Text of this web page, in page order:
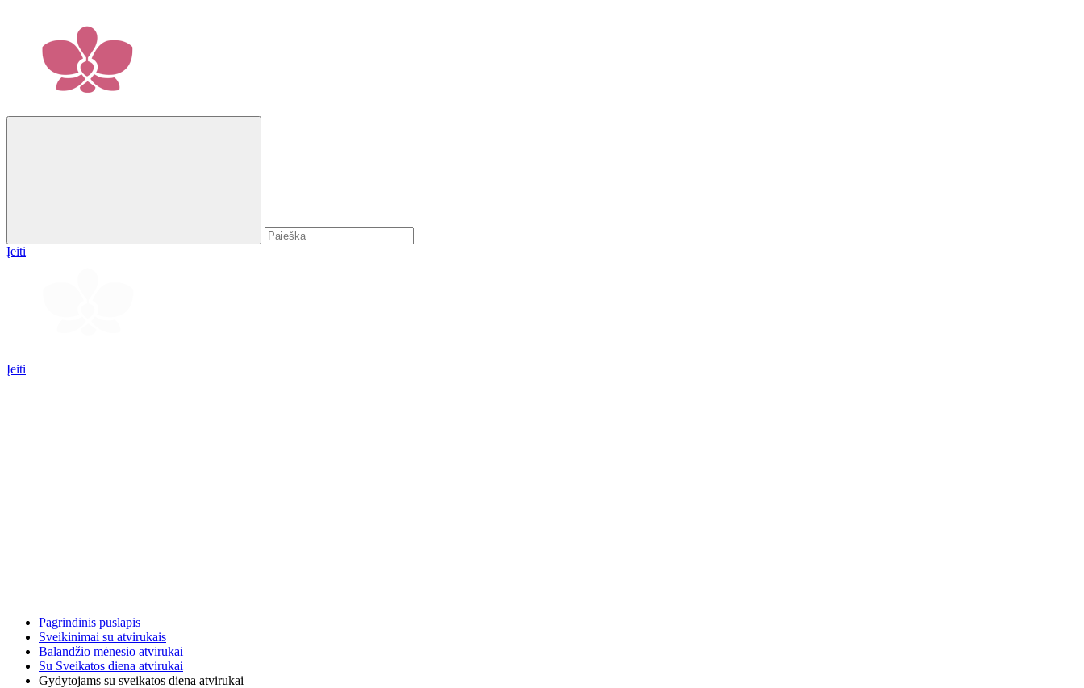
Įeiti
Įeiti
Pagrindinis puslapis
Sveikinimai su atvirukais
Balandžio mėnesio atvirukai
Su Sveikatos diena atvirukai
Gydytojams su sveikatos diena atvirukai